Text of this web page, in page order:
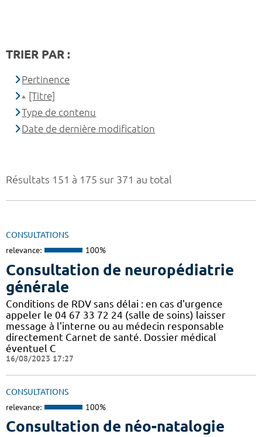
Résultats 151 à 175 sur 371 au total
CONSULTATIONS
relevance: 100%
Consultation de neuropédiatrie
générale
Conditions de RDV sans délai : en cas d'urgence
appeler le 04 67 33 72 24 (salle de soins) laisser
message à l'interne ou au médecin responsable
directement Carnet de santé. Dossier médical
éventuel C
16/08/2023 17:27
CONSULTATIONS
relevance: 100%
Consultation de néo-natalogie
TRIER PAR :
Pertinence
[Titre]
Type de contenu
Date de dernière modification